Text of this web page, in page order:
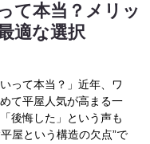
て本当？メリッ
適な選択
って本当？」近年、ワ
て平屋人気が高まる一
後悔した」という声も
屋という構造の欠点”で